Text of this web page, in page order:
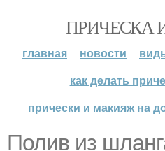
ПРИЧЕСКА
главная новости
как делать
прически и макияж на
Полив из